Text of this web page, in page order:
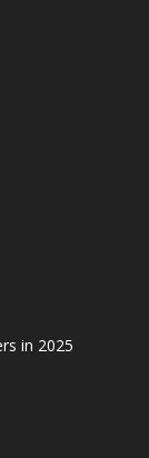
in 2025